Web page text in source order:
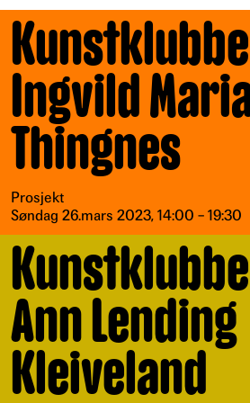
Ingvild
Thingnes
Prosjekt
Søndag 26.mars 2023, 14:00 – 19:30
Ann Lending
Kleiveland